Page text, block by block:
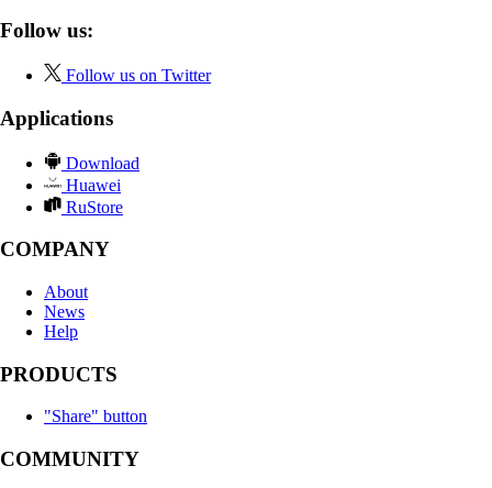
Follow us:
Follow us on Twitter
Applications
Download
Huawei
RuStore
COMPANY
About
News
Help
PRODUCTS
"Share" button
COMMUNITY